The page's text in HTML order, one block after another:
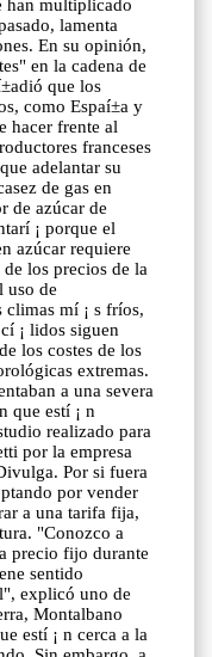
han multiplicado
lamenta
En su opinión,
en la cadena de
que los
como Espaí±a y
hacer frente al
franceses
adelantar su
de gas en
de azúcar de
¡ porque el
azúcar requiere
los precios de la
uso de
mí ¡ s fríos,
¡ lidos siguen
los costes de los
extremas.
a una severa
que estí ¡ n
realizado para
por la empresa
Por si fuera
por vender
a una tarifa fija,
"Conozco a
precio fijo durante
sentido
explicó uno de
Montalbano
estí ¡ n cerca a la